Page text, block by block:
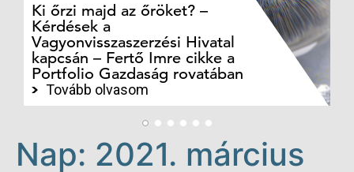
Ki őrzi majd az őröket? –
Kérdések a
Vagyonvisszaszerzési Hivatal
kapcsán – Fertő Imre cikke a
Portfolio Gazdaság rovatában
Tovább olvasom
Nap: 2021. március